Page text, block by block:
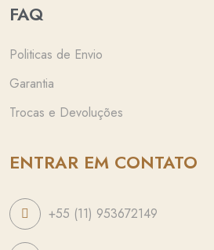
FAQ
Politicas de Envio
Garantia
Trocas e Devoluções
ENTRAR EM CONTATO
+55 (11) 953672149